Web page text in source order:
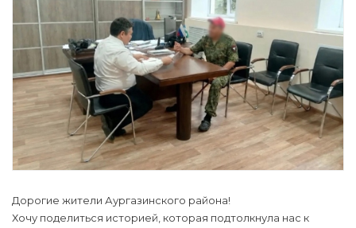
Дорогие жители Аургазинского района!
Хочу поделиться историей, которая подтолкнула нас к